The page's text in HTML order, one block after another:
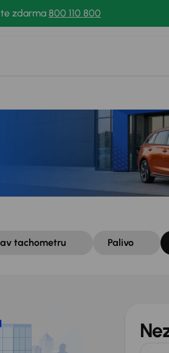
zdarma 800 110 800
tachometru Palivo